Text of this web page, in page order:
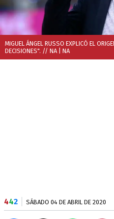
MIGUEL ÁNGEL RUSSO EXPLICÓ EL
DECISIONES". // NA | NA
442 SÁBADO 04 DE ABRIL DE 2020